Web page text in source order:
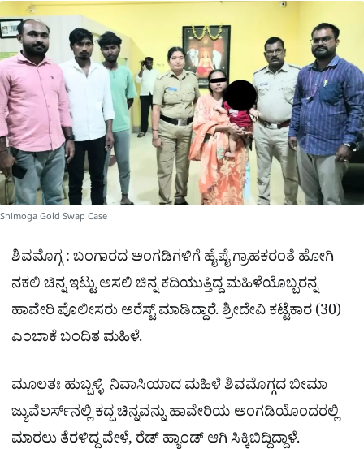
p
p
o a
a
r
e
Shimoga Gold Swap Case
ಶಿವಮೊಗ್ಗ : ಬಂಗಾರದ ಅಂಗಡಿಗಳಿಗೆ ಹೈಪೈ ಗ್ರಾಹಕರಂತೆ ಹೋಗಿ
ನಕಲಿ ಚಿನ್ನ ಇಟ್ಟು ಅಸಲಿ ಚಿನ್ನ ಕದಿಯುತ್ತಿದ್ದ ಮಹಿಳೆಯೊಬ್ಬರನ್ನ
ಹಾವೇರಿ ಪೊಲೀಸರು ಅರೆಸ್ಟ್ ಮಾಡಿದ್ದಾರೆ. ಶ್ರೀದೇವಿ ಕಟ್ಟೆಕಾರ (30)
ಎಂಬಾಕೆ ಬಂದಿತ ಮಹಿಳೆ.
ಮೂಲತಃ ಹುಬ್ಬಳ್ಳಿ ನಿವಾಸಿಯಾದ ಮಹಿಳೆ ಶಿವಮೊಗ್ಗದ ಬೀಮಾ
ಜ್ಯುವೆಲರ್ಸ್​​ನಲ್ಲಿ ಕದ್ದ ಚಿನ್ನವನ್ನು ಹಾವೇರಿಯ ಅಂಗಡಿಯೊಂದರಲ್ಲಿ
ಮಾರಲು ತೆರಳಿದ್ದ ವೇಳೆ, ರೆಡ್ ಹ್ಯಾಂಡ್ ಆಗಿ ಸಿಕ್ಕಿಬಿದ್ದಿದ್ದಾಳೆ.